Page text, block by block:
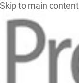
Skip to main content